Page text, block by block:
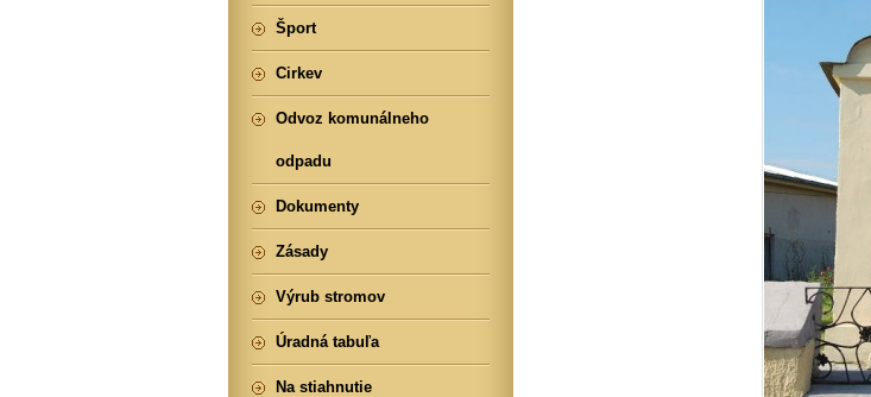
Šport
Cirkev
Odvoz komunálneho
odpadu
Dokumenty
Zásady
Výrub stromov
Úradná tabuľa
Na stiahnutie